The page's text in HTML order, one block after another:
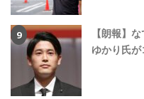
【朗報】
ゆかり氏が